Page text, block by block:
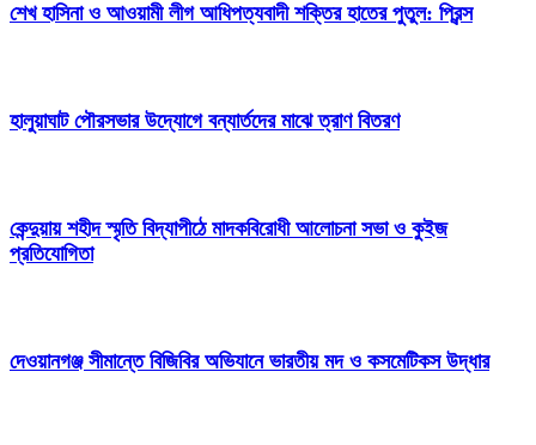
শেখ হাসিনা ও আওয়ামী লীগ আধিপত্যবাদী শক্তির হাতের পুতুল: প্রিন্স
হালুয়াঘাট পৌরসভার উদ্যোগে বন্যার্তদের মাঝে ত্রাণ বিতরণ
কেন্দুয়ায় শহীদ স্মৃতি বিদ্যাপীঠে মাদকবিরোধী আলোচনা সভা ও কুইজ
প্রতিযোগিতা
দেওয়ানগঞ্জ সীমান্তে বিজিবির অভিযানে ভারতীয় মদ ও কসমেটিকস উদ্ধার